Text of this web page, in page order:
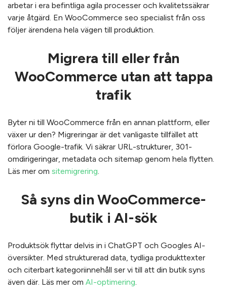
arbetar i era befintliga agila processer och kvalitetssäkrar
varje åtgärd. En WooCommerce seo specialist från oss
följer ärendena hela vägen till produktion.
Migrera till eller från
WooCommerce utan att tappa
trafik
Byter ni till WooCommerce från en annan plattform, eller
växer ur den? Migreringar är det vanligaste tillfället att
förlora Google-trafik. Vi säkrar URL-strukturer, 301-
omdirigeringar, metadata och sitemap genom hela flytten.
Läs mer om sitemigrering.
Så syns din WooCommerce-
butik i AI-sök
Produktsök flyttar delvis in i ChatGPT och Googles AI-
översikter. Med strukturerad data, tydliga produkttexter
och citerbart kategoriinnehåll ser vi till att din butik syns
även där. Läs mer om AI-optimering.